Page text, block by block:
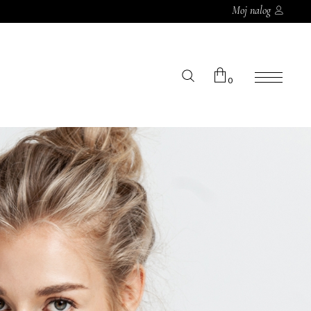
Moj nalog
0
Korpa je prazna